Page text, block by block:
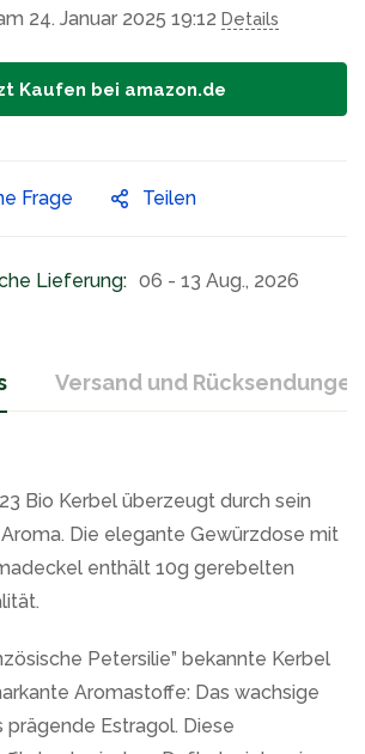
24. Januar 2025 19:12 Details
Kaufen bei amazon.de
Frage Teilen
Lieferung: 06 - 13 Aug., 2026
Versand und Rücksendungen
Bio Kerbel überzeugt durch sein
Die elegante Gewürzdose mit
enthält 10g gerebelten
Petersilie” bekannte Kerbel
Aromastoffe: Das wachsige
prägende Estragol. Diese